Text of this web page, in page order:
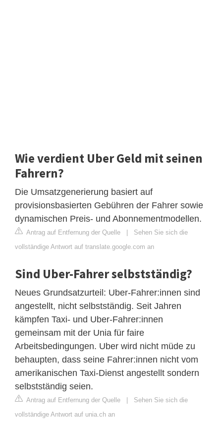
Wie verdient Uber Geld mit seinen
Fahrern?
Die Umsatzgenerierung basiert auf
provisionsbasierten Gebühren der Fahrer sowie
dynamischen Preis- und Abonnementmodellen.
Antrag auf Entfernung der Quelle | Sehen Sie sich die
vollständige Antwort auf translate.google.com an
Sind Uber-Fahrer selbstständig?
Neues Grundsatzurteil: Uber-Fahrer:innen sind
angestellt, nicht selbstständig. Seit Jahren
kämpfen Taxi- und Uber-Fahrer:innen
gemeinsam mit der Unia für faire
Arbeitsbedingungen. Uber wird nicht müde zu
behaupten, dass seine Fahrer:innen nicht vom
amerikanischen Taxi-Dienst angestellt sondern
selbstständig seien.
Antrag auf Entfernung der Quelle | Sehen Sie sich die
vollständige Antwort auf unia.ch an